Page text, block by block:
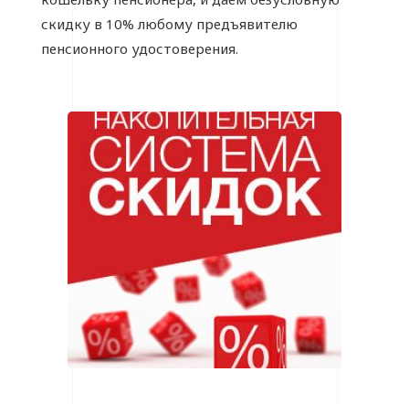
скидку в 10% любому предъявителю
пенсионного удостоверения.